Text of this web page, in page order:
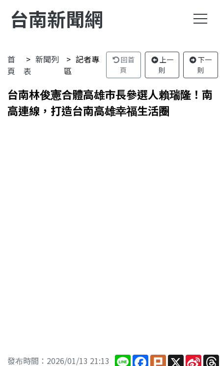
台南新聞網
首
頁
新聞列
表
記者專
區
回首
頁
上一
則
下一
則
台南林俊憲合體高雄市長參選人賴瑞隆！南
高連線，打造台南高雄幸福生活圈
發布時間：2026/01/13 21:13
Line Facebook
PlurkX Sina